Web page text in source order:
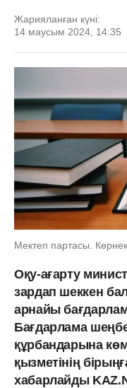
Жарияланған күні:
14 маусым 2024, 14:35
Мектеп партасы.
Оқу-ағарту
зардап шеккен
арнайы
Бағдарлама
құрбандарына
қызметінің
хабарлайды